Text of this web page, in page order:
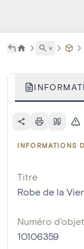
˅
INFORMATIONS
Titre
Robe de la
Numéro d'objet
10106359